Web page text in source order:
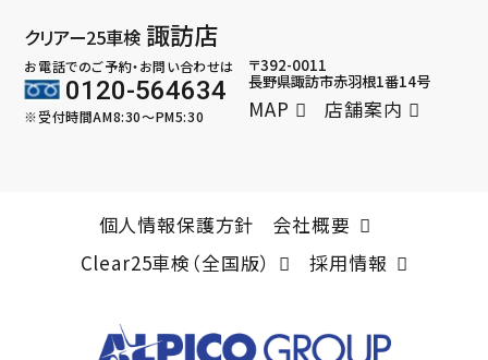
クリアー25車検 諏訪店
お電話でのご予約・お問い合わせは
0120-564634
※受付時間AM8:30～PM5:30
〒392-0011
長野県諏訪市赤羽根1番14号
MAP 店舗案内
個人情報保護方針
会社概要
Clear25車検（全国版）
採用情報